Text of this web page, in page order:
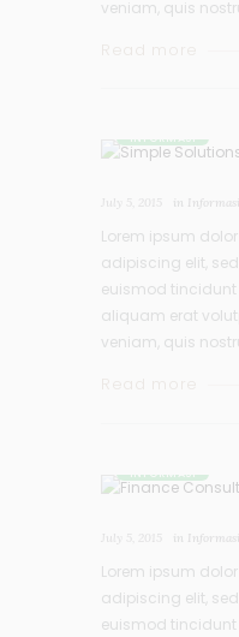
veniam, quis
INFORMASI
July 5, 2015 in Informasi
Lorem ipsum
adipiscing elit,
euismod
aliquam erat
veniam, quis
INFORMASI
July 5, 2015 in Informasi
Lorem ipsum
adipiscing elit,
euismod